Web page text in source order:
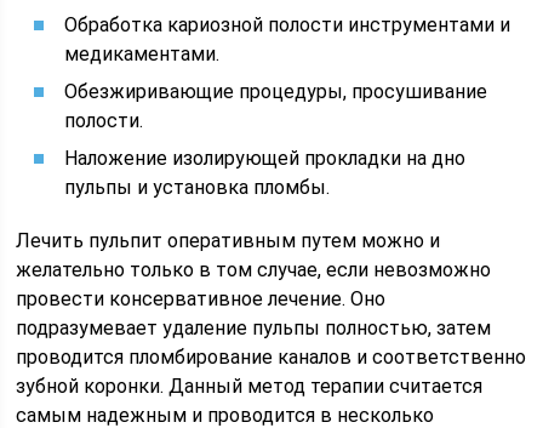
Обработка кариозной полости инструментами и
медикаментами.
Обезжиривающие процедуры, просушивание
полости.
Наложение изолирующей прокладки на дно
пульпы и установка пломбы.
Лечить пульпит оперативным путем можно и
желательно только в том случае, если невозможно
провести консервативное лечение. Оно
подразумевает удаление пульпы полностью, затем
проводится пломбирование каналов и соответственно
зубной коронки. Данный метод терапии считается
самым надежным и проводится в несколько